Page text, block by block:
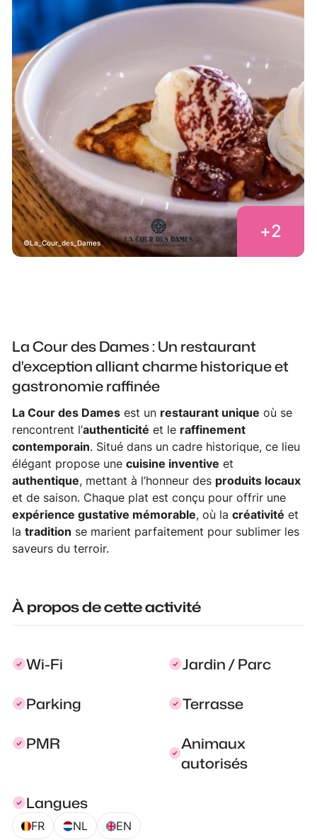
La_Cour_des_Dames
+2
La Cour des Dames : Un restaurant
d'exception alliant charme historique et
gastronomie raffinée
La Cour des Dames est un restaurant unique où se
rencontrent l’authenticité et le raffinement
contemporain. Situé dans un cadre historique, ce lieu
élégant propose unecuisine inventive et
authentique, mettant à l’honneur des produits locaux
et de saison. Chaque plat est conçu pour offrir une
expérience gustative mémorable, où lacréativité et
latradition se marient parfaitement pour sublimer les
saveurs du terroir.
À propos de cette activité
Wi-Fi
Jardin / Parc
Parking
Terrasse
PMR
Animaux
autorisés
Langues
FR NL EN